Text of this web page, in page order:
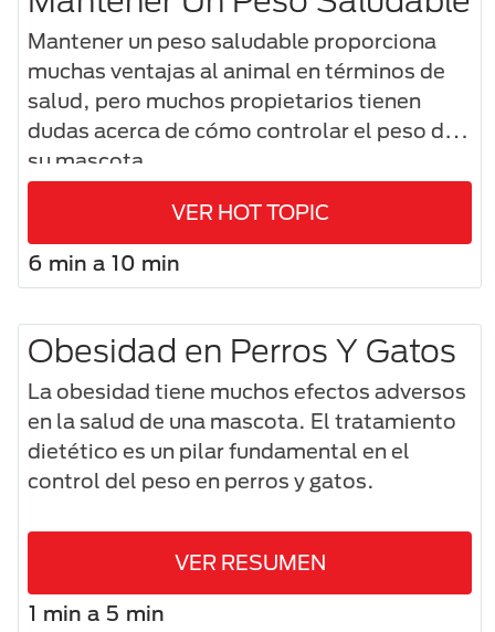
Mantener un peso saludable proporciona
muchas ventajas al animal en términos de
salud, pero muchos propietarios tienen
dudas acerca de cómo controlar el peso de
su mascota.
VER HOT TOPIC
6 min a 10 min
Obesidad en Perros Y Gatos
La obesidad tiene muchos efectos adversos
en la salud de una mascota. El tratamiento
dietético es un pilar fundamental en el
control del peso en perros y gatos.
VER RESUMEN
1 min a 5 min